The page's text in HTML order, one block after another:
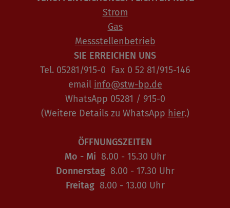
Strom
Gas
Messstellenbetrieb
SIE ERREICHEN UNS
Tel. 05281/915-0 Fax 0 52 81/915-146
email info@stw-bp.de
WhatsApp 05281 / 915-0
(Weitere Details zu WhatsApp hier.)
ÖFFNUNGSZEITEN
Mo - Mi 8.00 - 15.30 Uhr
Donnerstag8.00 - 17.30 Uhr
Freitag8.00 - 13.00 Uhr